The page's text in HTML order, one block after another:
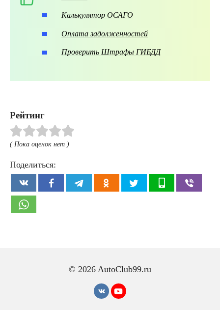
Калькулятор ОСАГО
Оплата задолженностей
Проверить Штрафы ГИБДД
Рейтинг
( Пока оценок нет )
Поделиться:
© 2026 AutoClub99.ru